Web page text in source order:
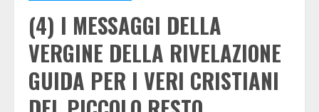
(4) I MESSAGGI DELLA
VERGINE DELLA RIVELAZIONE
GUIDA PER I VERI CRISTIANI